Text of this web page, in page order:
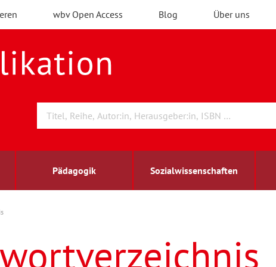
wbv Open Access Blog Über uns
Pädagogik Sozialwissenschaften